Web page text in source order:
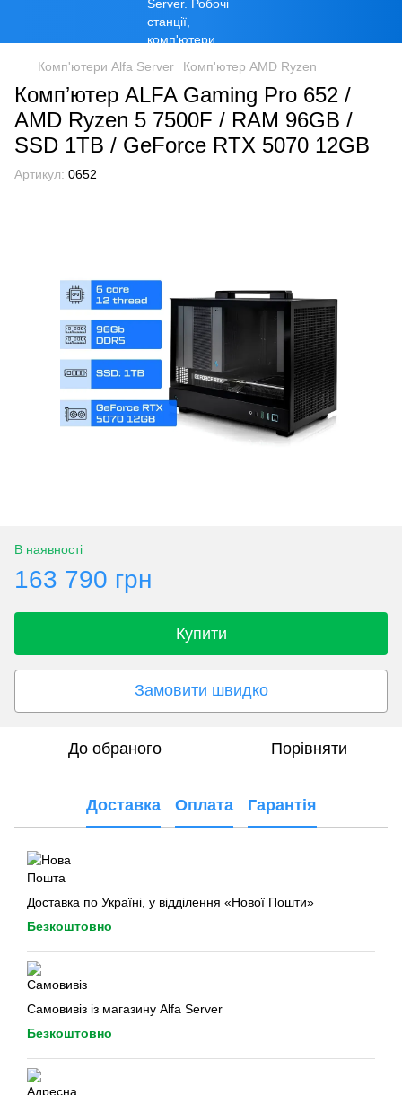
Комп'ютери Alfa Server Комп'ютер AMD Ryzen
Компʼютер ALFA Gaming Pro 652 /
AMD Ryzen 5 7500F / RAM 96GB /
SSD 1TB / GeForce RTX 5070 12GB
Артикул: 0652
В наявності
163 790 грн
Купити
Замовити швидко
До обраного Порівняти
Доставка Оплата Гарантія
Доставка по Україні, у відділення «Нової Пошти»
Безкоштовно
Самовивіз із магазину Alfa Server
Безкоштовно